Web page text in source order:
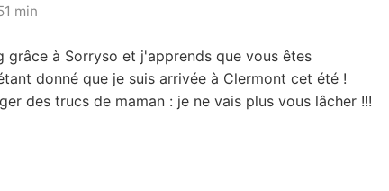
min
grâce à Sorryso et j'apprends que vous êtes
donné que je suis arrivée à Clermont cet été !
des trucs de maman : je ne vais plus vous lâcher !!!